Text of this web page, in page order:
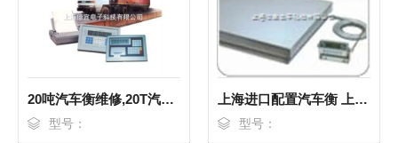
20吨汽车衡维修,20T汽车衡维修
型号：
上海进口配置汽车衡 上海数字汽车衡 上海汽车衡传感器
型号：